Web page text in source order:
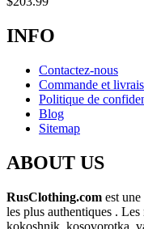
INFO
Contactez-nous
Commande et
Politique de
Blog
Sitemap
ABOUT US
RusClothing.com est
les plus authentiques . Les
kokoshnik, kosovorotka,